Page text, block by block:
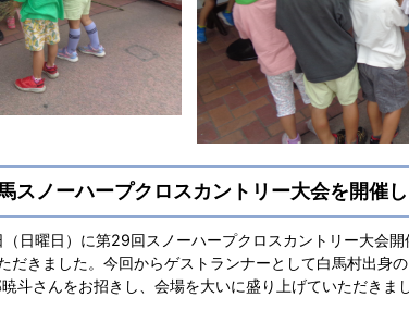
スノーハープクロスカントリー大会を開催
日曜日）に第29回スノーハープクロスカントリー大会
だきました。今回からゲストランナーとして白馬村出身
斗さんをお招きし、会場を大いに盛り上げていただきまし